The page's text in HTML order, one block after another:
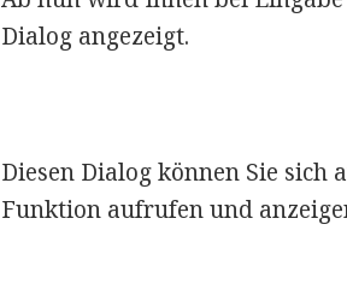
Dialog angezeigt.
Diesen Dialog können Sie
Funktion aufrufen und